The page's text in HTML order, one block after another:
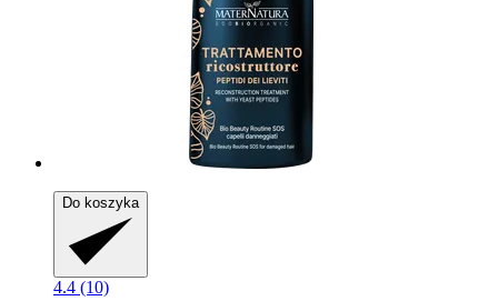
Do koszyka
4.4 (10)